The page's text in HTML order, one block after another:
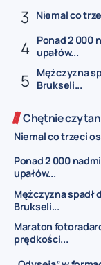
Niemal co
Ponad 2 000
upałów...
Mężczyzna
Brukseli...
Chętnie
Niemal co trzeci
Ponad 2 000
upałów...
Mężczyzna
Brukseli...
Maraton
prędkości...